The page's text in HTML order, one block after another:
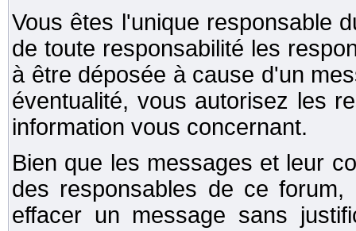
Vous êtes l'unique responsable
de toute responsabilité les
à être déposée à cause d'un
éventualité, vous autorisez les
information vous concernant.
Bien que les messages et leur
des responsables de ce
effacer un message sans